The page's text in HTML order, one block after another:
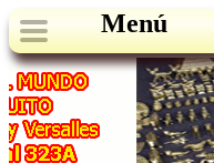
Menú